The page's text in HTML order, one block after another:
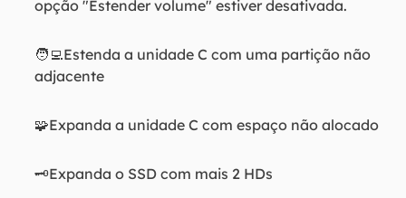
opção "Estender volume" estiver desativada.
🧑‍💻Estenda a unidade C com uma partição não
adjacente
🧩Expanda a unidade C com espaço não alocado
🗝️Expanda o SSD com mais 2 HDs